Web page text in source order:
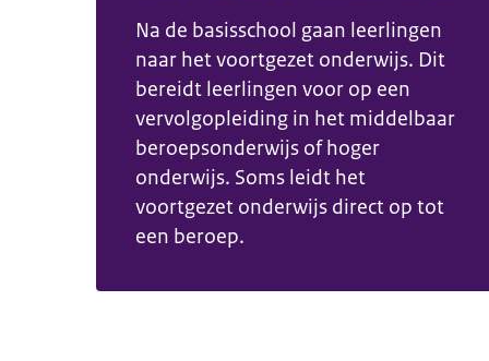
Na de basisschool gaan leerlingen
naar het voortgezet onderwijs. Dit
bereidt leerlingen voor op een
vervolgopleiding in het middelbaar
beroepsonderwijs of hoger
onderwijs. Soms leidt het
voortgezet onderwijs direct op tot
een beroep.